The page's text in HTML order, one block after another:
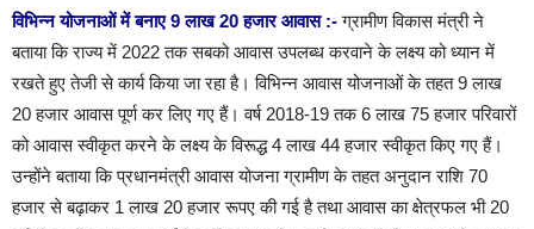
विभिन्न योजनाओं में बनाए 9 लाख 20 हजार आवास :-ग्रामीण विकास मंत्री ने
बताया कि राज्य में 2022 तक सबको आवास उपलब्ध करवाने के लक्ष्य को ध्यान में
रखते हुए तेजी से कार्य किया जा रहा है। विभिन्न आवास योजनाओं के तहत 9 लाख
20 हजार आवास पूर्ण कर लिए गए हैं। वर्ष 2018-19 तक 6 लाख 75 हजार परिवारों
को आवास स्वीकृत करने के लक्ष्य के विरूद्ध 4 लाख 44 हजार स्वीकृत किए गए हैं।
उन्होंने बताया कि प्रधानमंत्री आवास योजना ग्रामीण के तहत अनुदान राशि 70
हजार से बढ़ाकर 1 लाख 20 हजार रूपए की गई है तथा आवास का क्षेत्रफल भी 20